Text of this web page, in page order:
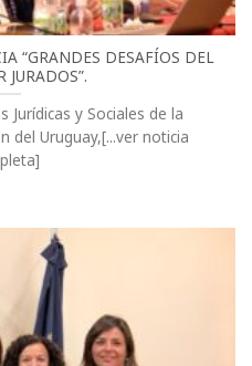
“GRANDES DESAFÍOS DEL
JURADOS”.
Jurídicas y Sociales de la
del Uruguay,[...ver noticia